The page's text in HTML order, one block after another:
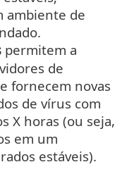
ambiente de
permitem a
de
fornecem novas
de vírus com
X horas (ou seja,
em um
estáveis).